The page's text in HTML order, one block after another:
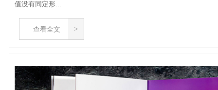
值没有同定形...
查看全文